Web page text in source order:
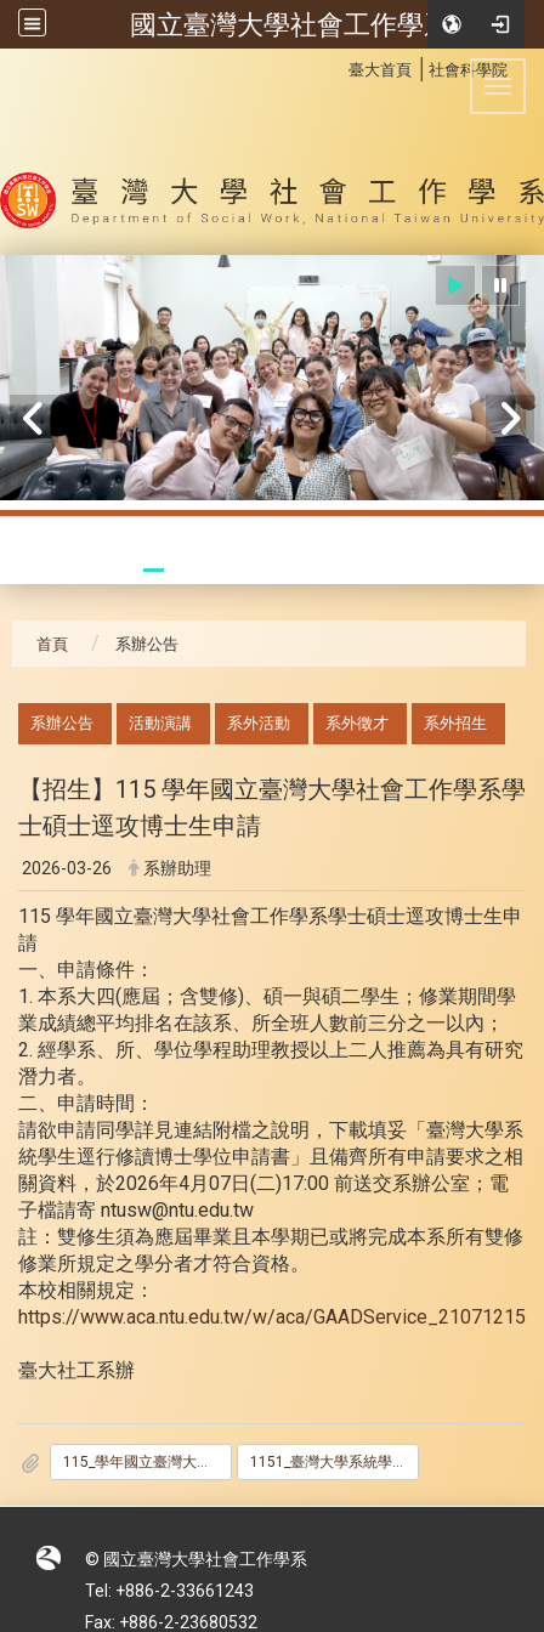
國立臺灣大學社會工作學系
臺大首頁 社會科學院
首頁 系辦公告
系辦公告 活動演講 系外活動 系外徵才 系外招生
【招生】115 學年國立臺灣大學社會工作學系學
士碩士逕攻博士生申請
2026-03-26 系辦助理
115 學年國立臺灣大學社會工作學系學士碩士逕攻博士生申
請
一、申請條件：
1. 本系大四(應屆；含雙修)、碩一與碩二學生；修業期間學
業成績總平均排名在該系、所全班人數前三分之一以內；
2. 經學系、所、學位學程助理教授以上二人推薦為具有研究
潛力者。
二、申請時間：
請欲申請同學詳見連結附檔之說明，下載填妥「臺灣大學系
統學生逕行修讀博士學位申請書」且備齊所有申請要求之相
關資料，於2026年4月07日(二)17:00 前送交系辦公室；電
子檔請寄 ntusw@ntu.edu.tw
註：雙修生須為應屆畢業且本學期已或將完成本系所有雙修
修業所規定之學分者才符合資格。
本校相關規定：
https://www.aca.ntu.edu.tw/w/aca/
臺大社工系辦
115_學年國立臺灣大學社會工作學系學士碩士逕攻博士生申請.pdf 1151_臺灣大學系統學生逕行修讀博士學位申請書.docx
© 國立臺灣大學社會工作學系
Tel: +886-2-33661243
Fax: +886-2-23680532